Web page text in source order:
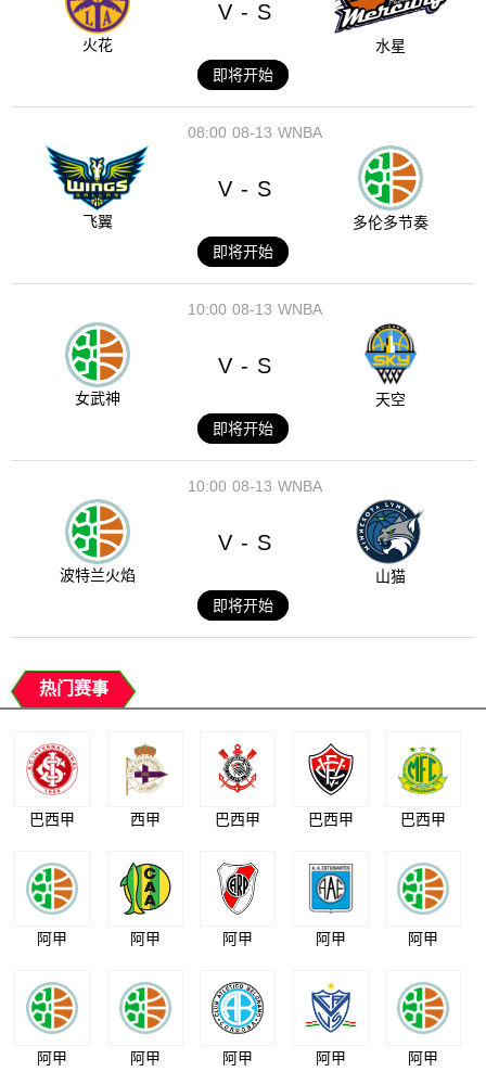
火花
V - S
水星
即将开始
08-13
08:00 WNBA
飞翼
V - S
多伦多节奏
即将开始
08-13
10:00 WNBA
女武神
V - S
天空
即将开始
08-13
10:00 WNBA
波特兰火焰
V - S
山猫
即将开始
热门赛事
巴西甲 西甲 巴西甲 巴西甲 巴西甲
阿甲 阿甲 阿甲 阿甲 阿甲
阿甲 阿甲 阿甲 阿甲 阿甲